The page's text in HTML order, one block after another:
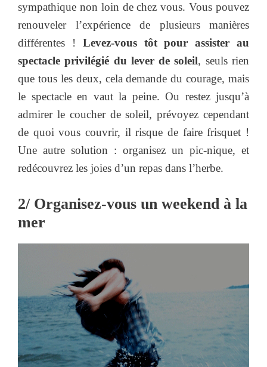
sympathique non loin de chez vous. Vous pouvez
renouveler l’expérience de plusieurs manières
différentes ! Levez-vous tôt pour assister au
spectacle privilégié du lever de soleil, seuls rien
que tous les deux, cela demande du courage, mais
le spectacle en vaut la peine. Ou restez jusqu’à
admirer le coucher de soleil, prévoyez cependant
de quoi vous couvrir, il risque de faire frisquet !
Une autre solution : organisez un pic-nique, et
redécouvrez les joies d’un repas dans l’herbe.
2/ Organisez-vous un weekend à la
mer